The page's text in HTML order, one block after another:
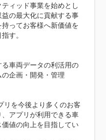
ィッド事業を始めとし
の最大化に貢献する事
ってお客様へ新価値を
す。
車両データの利活用の
企画・開発・管理
リを今後より多くのお客
アプリが利用できる車
値の向上を目指してい